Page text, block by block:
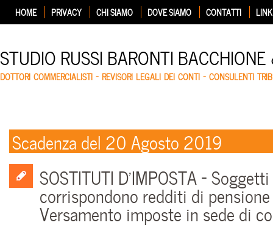
HOME PRIVACY CHI SIAMO DOVE SIAMO CONTATTI LINK
STUDIO RUSSI BARONTI
DOTTORI COMMERCIALISTI – REVISORI LEGALI DEI CONTI – CONSULENTI
Scadenza del 20 Agosto 2019
SOSTITUTI D’IMPOSTA –
corrispondono redditi di
Versamento imposte in sede di